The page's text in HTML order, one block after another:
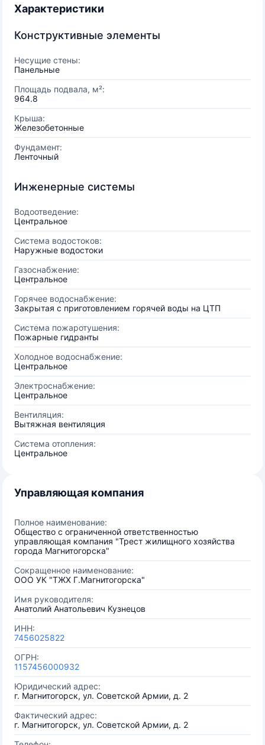
Характеристики
Конструктивные элементы
Несущие стены:
Панельные
Площадь подвала, м²:
964.8
Крыша:
Железобетонные
Фундамент:
Ленточный
Инженерные системы
Водоотведение:
Центральное
Система водостоков:
Наружные водостоки
Газоснабжение:
Центральное
Горячее водоснабжение:
Закрытая с приготовлением горячей воды на ЦТП
Система пожаротушения:
Пожарные гидранты
Холодное водоснабжение:
Центральное
Электроснабжение:
Центральное
Вентиляция:
Вытяжная вентиляция
Система отопления:
Центральное
Управляющая компания
Полное наименование:
Общество с ограниченной ответственностью
управляющая компания "Трест жилищного хозяйства
города Магнитогорска"
Сокращенное наименование:
OOO УК "ТЖХ Г.Магнитогорска"
Имя руководителя:
Анатолий Анатольевич Кузнецов
ИНН:
7456025822
ОГРН:
1157456000932
Юридический адрес:
г. Магнитогорск, ул. Советской Армии, д. 2
Фактический адрес:
г. Магнитогорск, ул. Советской Армии, д. 2